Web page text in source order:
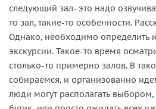
следующий зал- это надо
то зал, такие-то особенности.
Однако, необходимо определить
экскурсии. Такое-то время
столько-то примерно залов. В
собираемся, и организованно
люди могут располагать выбором,